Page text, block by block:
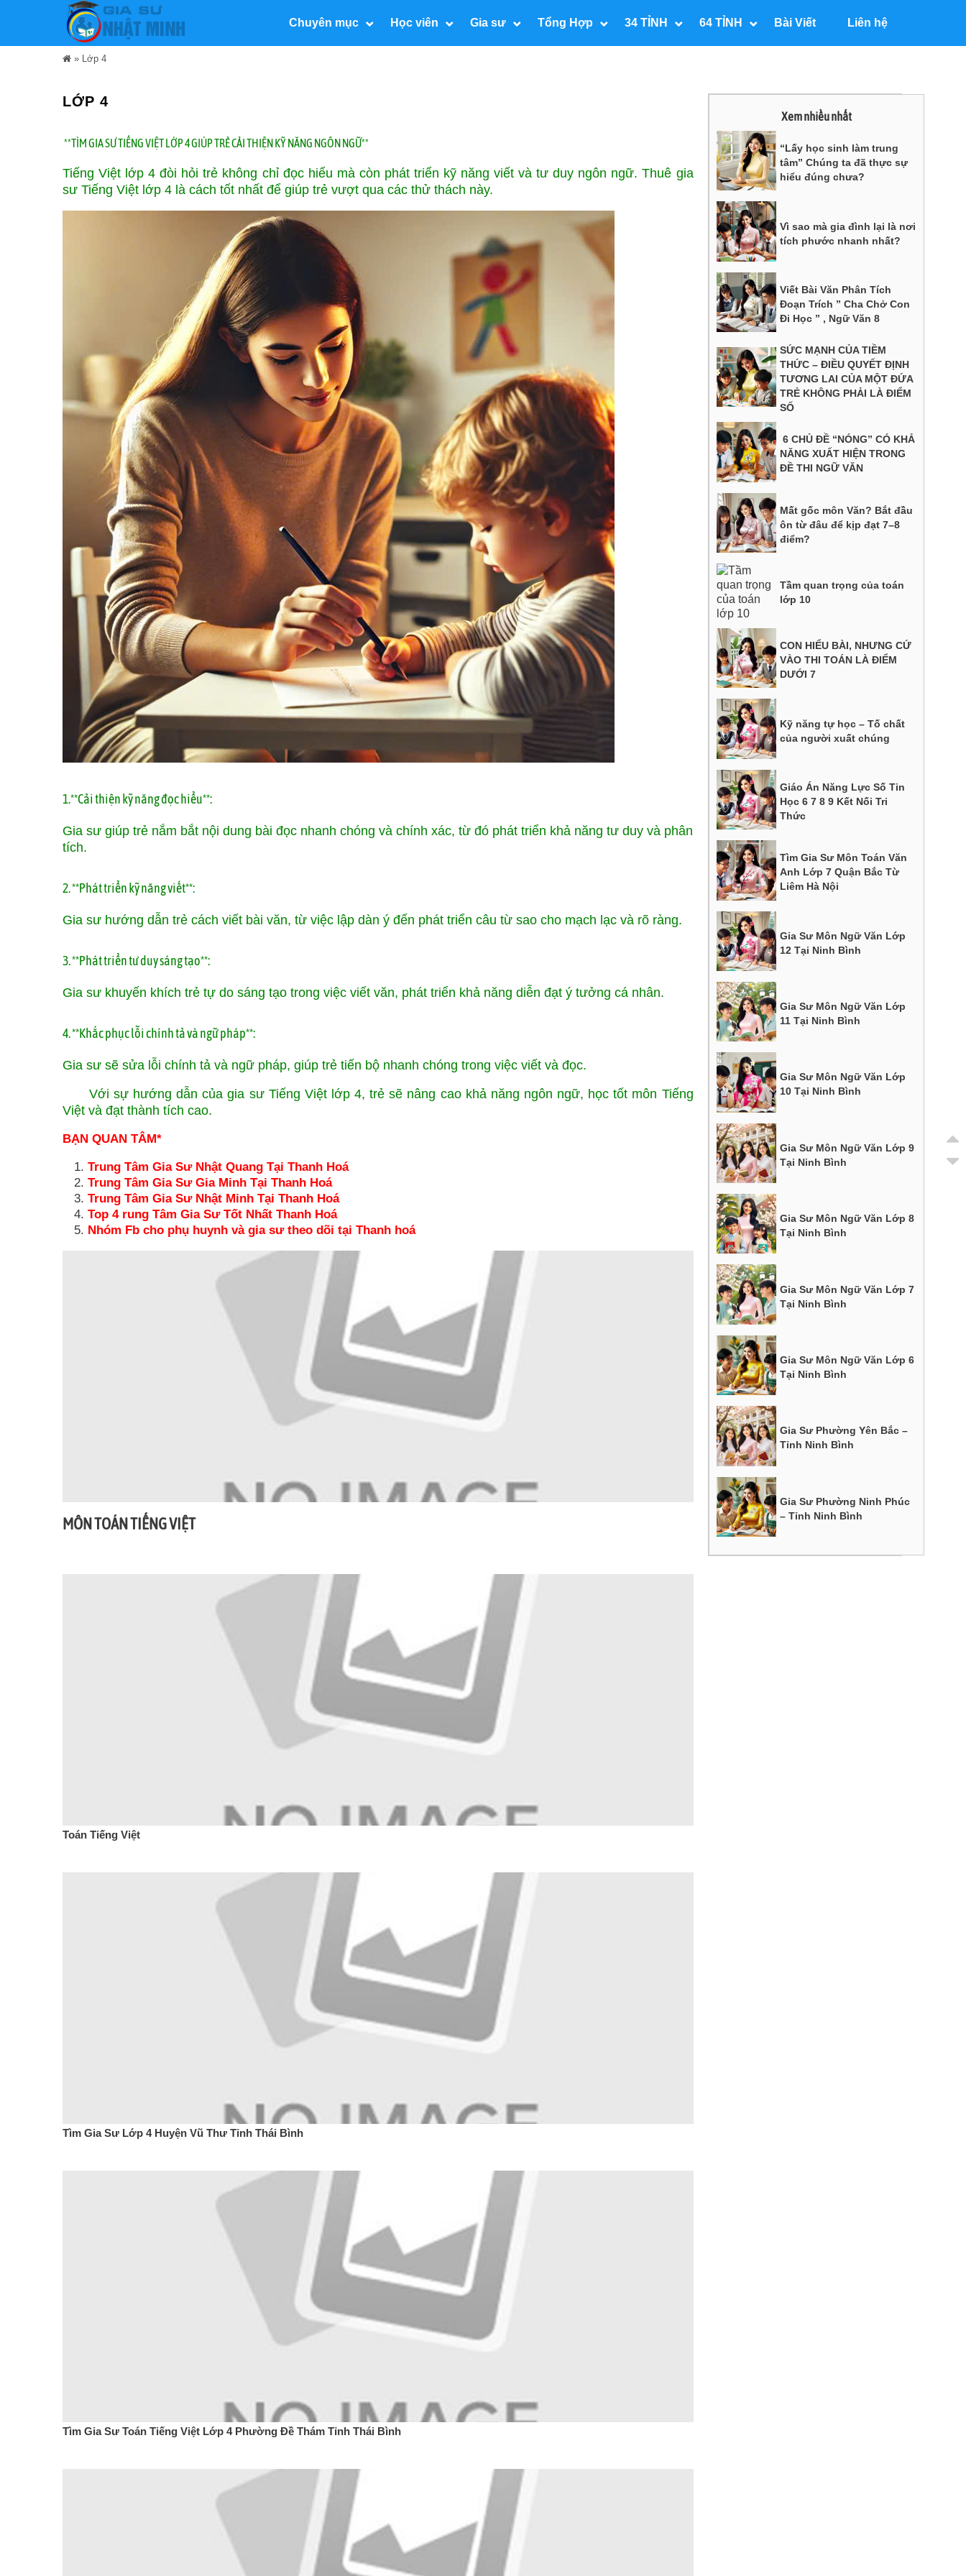
Chuyên mục Học viên Gia sư Tổng Hợp 34 TỈNH 64 TỈNH Bài Viết Liên hệ
» Lớp 4
LỚP 4
**TÌM GIA SƯ TIẾNG VIỆT LỚP 4 GIÚP TRẺ CẢI THIỆN KỸ NĂNG NGÔN NGỮ**
Tiếng Việt lớp 4 đòi hỏi trẻ không chỉ đọc hiểu mà còn phát triển kỹ năng viết và tư duy ngôn ngữ. Thuê gia
sư Tiếng Việt lớp 4 là cách tốt nhất để giúp trẻ vượt qua các thử thách này.
1.**Cải thiện kỹ năng đọc hiểu**:
Gia sư giúp trẻ nắm bắt nội dung bài đọc nhanh chóng và chính xác, từ đó phát triển khả năng tư duy và phân
tích.
2. **Phát triển kỹ năng viết**:
Gia sư hướng dẫn trẻ cách viết bài văn, từ việc lập dàn ý đến phát triển câu từ sao cho mạch lạc và rõ ràng.
3. **Phát triển tư duy sáng tạo**:
Gia sư khuyến khích trẻ tự do sáng tạo trong việc viết văn, phát triển khả năng diễn đạt ý tưởng cá nhân.
4. **Khắc phục lỗi chính tả và ngữ pháp**:
Gia sư sẽ sửa lỗi chính tả và ngữ pháp, giúp trẻ tiến bộ nhanh chóng trong việc viết và đọc.
Với sự hướng dẫn của gia sư Tiếng Việt lớp 4, trẻ sẽ nâng cao khả năng ngôn ngữ, học tốt môn Tiếng
Việt và đạt thành tích cao.
BẠN QUAN TÂM*
Trung Tâm Gia Sư Nhật Quang Tại Thanh Hoá
Trung Tâm Gia Sư Gia Minh Tại Thanh Hoá
Trung Tâm Gia Sư Nhật Minh Tại Thanh Hoá
Top 4 rung Tâm Gia Sư Tốt Nhất Thanh Hoá
Nhóm Fb cho phụ huynh và gia sư theo dõi tại Thanh hoá
MÔN TOÁN TIẾNG VIỆT
Toán Tiếng Việt
Tìm Gia Sư Lớp 4 Huyện Vũ Thư Tỉnh Thái Bình
Tìm Gia Sư Toán Tiếng Việt Lớp 4 Phường Đề Thám Tỉnh Thái Bình
Xem nhiều nhất
“Lấy học sinh làm trung
tâm” Chúng ta đã thực sự
hiểu đúng chưa?
Vì sao mà gia đình lại là nơi
tích phước nhanh nhất?
Viết Bài Văn Phân Tích
Đoạn Trích ” Cha Chở Con
Đi Học ” , Ngữ Văn 8
SỨC MẠNH CỦA TIỀM
THỨC – ĐIỀU QUYẾT ĐỊNH
TƯƠNG LAI CỦA MỘT ĐỨA
TRẺ KHÔNG PHẢI LÀ ĐIỂM
SỐ
6 CHỦ ĐỀ “NÓNG” CÓ KHẢ
NĂNG XUẤT HIỆN TRONG
ĐỀ THI NGỮ VĂN
Mất gốc môn Văn? Bắt đầu
ôn từ đâu để kịp đạt 7–8
điểm?
Tầm quan trọng của toán
lớp 10
CON HIỂU BÀI, NHƯNG CỨ
VÀO THI TOÁN LÀ ĐIỂM
DƯỚI 7
Kỹ năng tự học – Tố chất
của người xuất chúng
Giáo Án Năng Lực Số Tin
Học 6 7 8 9 Kết Nối Tri
Thức
Tìm Gia Sư Môn Toán Văn
Anh Lớp 7 Quận Bắc Từ
Liêm Hà Nội
Gia Sư Môn Ngữ Văn Lớp
12 Tại Ninh Bình
Gia Sư Môn Ngữ Văn Lớp
11 Tại Ninh Bình
Gia Sư Môn Ngữ Văn Lớp
10 Tại Ninh Bình
Gia Sư Môn Ngữ Văn Lớp 9
Tại Ninh Bình
Gia Sư Môn Ngữ Văn Lớp 8
Tại Ninh Bình
Gia Sư Môn Ngữ Văn Lớp 7
Tại Ninh Bình
Gia Sư Môn Ngữ Văn Lớp 6
Tại Ninh Bình
Gia Sư Phường Yên Bắc –
Tỉnh Ninh Bình
Gia Sư Phường Ninh Phúc
– Tỉnh Ninh Bình